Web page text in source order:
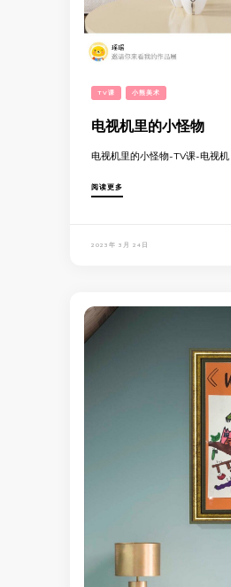
TV课 小熊美术
电视机里的小怪物
电视机里的小怪物-TV课-电视机
阅读更多
2023年 3月 24日